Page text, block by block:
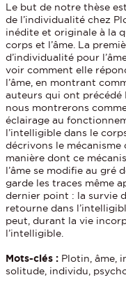
Le but de notre thèse
de l’individualité chez
inédite et originale à la
corps et l’âme. La
d’individualité pour
voir comment elle
l’âme, en montrant
auteurs qui ont précédé
nous montrerons
éclairage au
l’intelligible dans le
décrivons le
manière dont ce
l’âme se modifie au gré
garde les traces même
dernier point : la survie
retourne dans
peut, durant la vie
l’intelligible.
Mots-clés : Plotin, âme,
solitude, individu,